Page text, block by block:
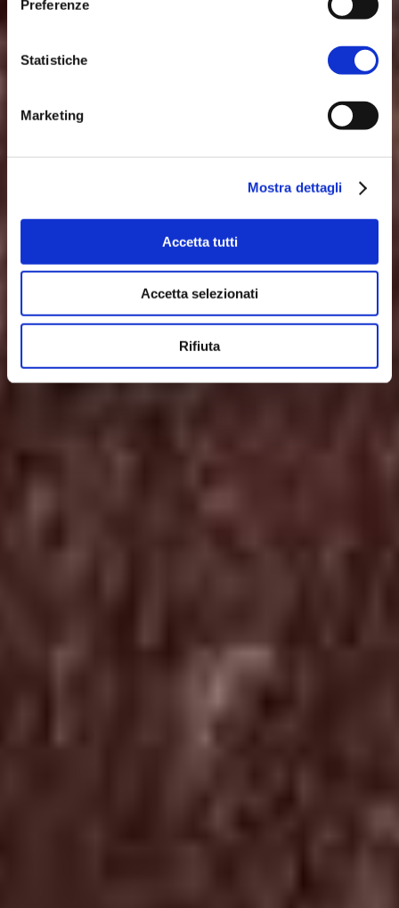
Preferenze
Statistiche
Marketing
Mostra dettagli
Accetta tutti
Accetta selezionati
Rifiuta
DEL SAVIO
Contempla la magia
della bellezza